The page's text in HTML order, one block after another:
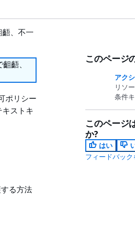
、不一
齬、
ポリシー
ストキ
る方法
このページ
アク
リソ
条件
このページ
か?
はい
フィードバック